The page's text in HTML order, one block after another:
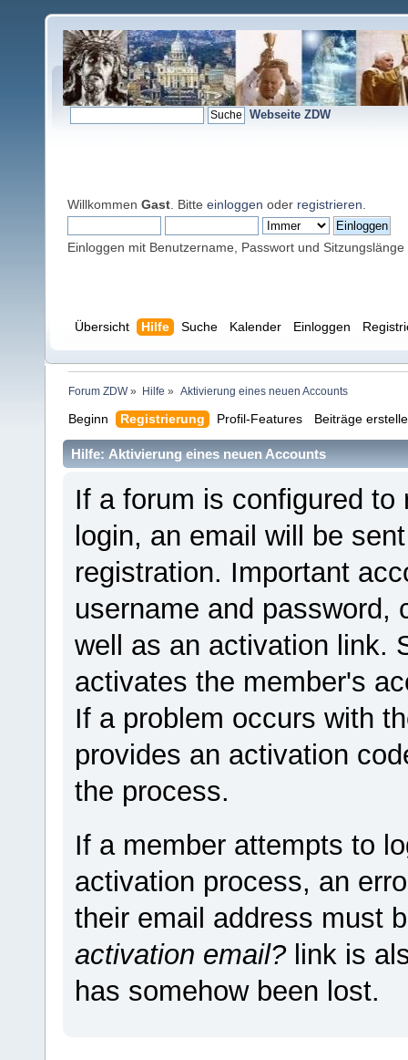
Webseite ZDW
Willkommen Gast . Bitte einloggen oder registrieren
Einloggen mit Benutzername, Passwort und Sitzungslänge
Übersicht Hilfe Suche Kalender Einloggen
Forum ZDW» Hilfe » Aktivierung eines neuen Accounts
Beginn Registrierung Profil-Features Beiträge
Hilfe: Aktivierung eines neuen Accounts
If a forum is configured
login, an email will be
registration. Important
username and password,
well as an activation link.
activates the member's
If a problem occurs with
provides an activation
the process.
If a member attempts to
activation process, an
their email address must
activation email?link is
has somehow been lost.